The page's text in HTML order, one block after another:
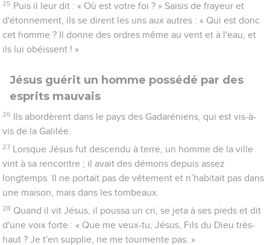
25 Puis il leur dit : « Où est votre foi ? » Saisis de frayeur et
d'étonnement, ils se dirent les uns aux autres : « Qui est donc
cet homme ? Il donne des ordres même au vent et à l'eau, et
ils lui obéissent ! »
Jésus guérit un homme possédé par des
esprits mauvais
26 Ils abordèrent dans le pays des Gadaréniens, qui est vis-à-
vis de la Galilée.
27 Lorsque Jésus fut descendu à terre, un homme de la ville
vint à sa rencontre ; il avait des démons depuis assez
longtemps. Il ne portait pas de vêtement et n’habitait pas dans
une maison, mais dans les tombeaux.
28 Quand il vit Jésus, il poussa un cri, se jeta à ses pieds et dit
d'une voix forte : « Que me veux-tu, Jésus, Fils du Dieu très-
haut ? Je t'en supplie, ne me tourmente pas. »